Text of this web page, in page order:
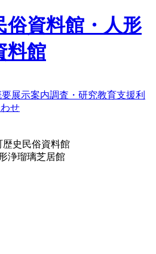
俗資料館・人形
料館
要展示案内調査・研究教育支援利
せ
歴史民俗資料館
浄瑠璃芝居館